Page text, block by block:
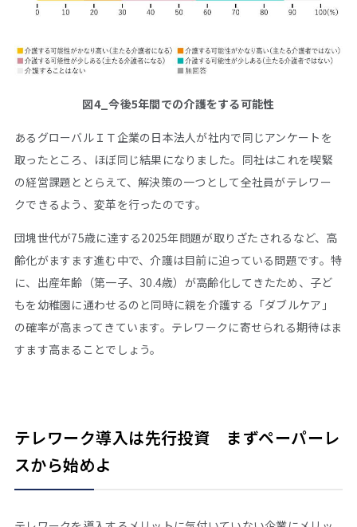
図4_今後5年間での介護をする可能性
あるグローバルＩＴ企業の日本法人が社内で同じアンケートを
取ったところ、ほぼ同じ結果になりました。同社はこれを喫緊
の経営課題ととらえて、解決策の一つとして全社員がテレワー
クできるよう、変革を行ったのです。
団塊世代が75歳に達する2025年問題が取りざたされるなど、高
齢化がますます進む中で、介護は目前に迫っている問題です。特
に、出産年齢（第一子、30.4歳）が高齢化してきたため、子ど
もを幼稚園に通わせるのと同時に親を介護する「ダブルケア」
の確率が高まってきています。テレワークに寄せられる期待はま
すます高まることでしょう。
テレワーク導入は先行投資 まずペーパーレ
スから始めよ